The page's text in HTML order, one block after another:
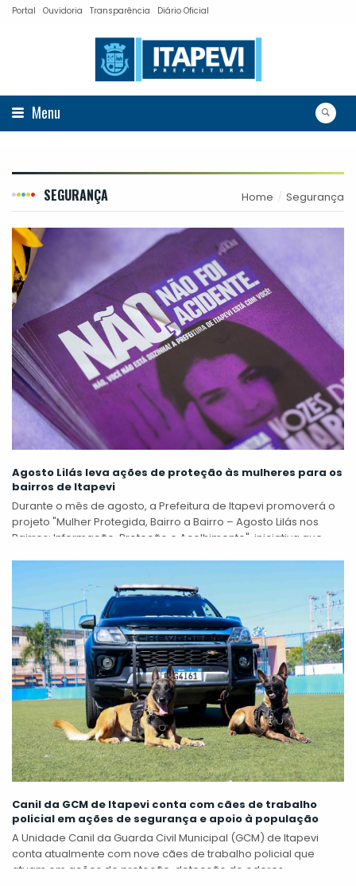
Portal Ouvidoria Transparência Diário Oficial
Menu
SEGURANÇA Home Segurança
Agosto Lilás leva ações de proteção às mulheres para os
bairros de Itapevi
Durante o mês de agosto, a Prefeitura de Itapevi promoverá o
projeto "Mulher Protegida, Bairro a Bairro – Agosto Lilás nos
Bairros: Informação, Proteção e Acolhimento", iniciativa que
Canil da GCM de Itapevi conta com cães de trabalho
policial em ações de segurança e apoio à população
A Unidade Canil da Guarda Civil Municipal (GCM) de Itapevi
conta atualmente com nove cães de trabalho policial que
atuam em ações de proteção, detecção de odores,